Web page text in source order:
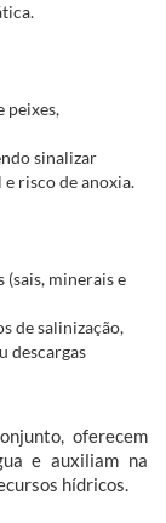
peixes,
sinalizar
risco de anoxia.
(sais, minerais e
de salinização,
descargas
oferecem
e auxiliam na
hídricos.